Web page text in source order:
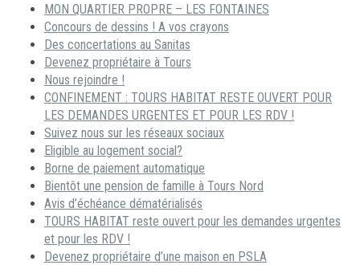
MON QUARTIER PROPRE – LES FONTAINES
Concours de dessins ! A vos crayons
Des concertations au Sanitas
Devenez propriétaire à Tours
Nous rejoindre !
CONFINEMENT : TOURS HABITAT RESTE OUVERT POUR
LES DEMANDES URGENTES ET POUR LES RDV !
Suivez nous sur les réseaux sociaux
Eligible au logement social?
Borne de paiement automatique
Bientôt une pension de famille à Tours Nord
Avis d’échéance dématérialisés
TOURS HABITAT reste ouvert pour les demandes urgentes
et pour les RDV !
Devenez propriétaire d’une maison en PSLA